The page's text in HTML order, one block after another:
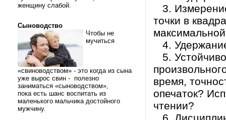
женщину слабой.
Сыноводство
Чтобы не
мучиться
«свиноводством» - это когда из сына
уже вырос свин - полезно
заниматься «сыноводством»,
пока есть шанс воспитать из
маленького мальчика достойного
мужчину.
3.
точки в
4.
5.
время,
опечаток?
чтении?